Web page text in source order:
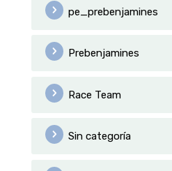
pe_prebenjamines
Prebenjamines
Race Team
Sin categoría